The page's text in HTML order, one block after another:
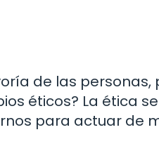
de las personas,
éticos? La ética se
para actuar de